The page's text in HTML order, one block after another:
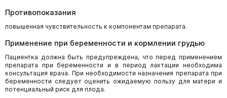
Противопоказания
повышенная чувствительность к компонентам препарата.
Применение при беременности и кормлении грудью
Пациентка должна быть предупреждена, что перед применением
препарата при беременности и в период лактации необходима
консультация врача. При необходимости назначения препарата при
беременности следует оценить ожидаемую пользу для матери и
потенциальный риск для плода.